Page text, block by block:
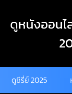
ดูหนังออนไ
ดูซีรี่ย์ 2025